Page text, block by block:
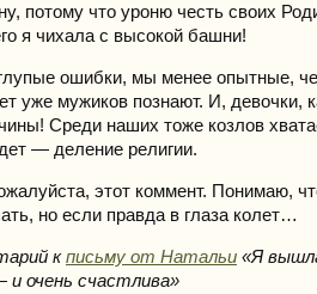
потому что уроню честь своих
я чихала с высокой башни!
ошибки, мы менее опытные,
уже мужиков познают. И, девочки,
Среди наших тоже козлов
— деление религии.
этот коммент. Понимаю,
но если правда в глаза колет…
кписьму от Натальи «Я
и очень счастлива»